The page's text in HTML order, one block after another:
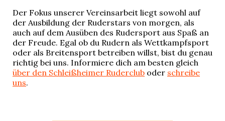
Der Fokus unserer Vereinsarbeit liegt sowohl auf
der Ausbildung der Ruderstars von morgen, als
auch auf dem Ausüben des Rudersport aus Spaß an
der Freude. Egal ob du Rudern als Wettkampfsport
oder als Breitensport betreiben willst, bist du genau
richtig bei uns. Informiere dich am besten gleich
über den Schleißheimer Ruderclub oder schreibe
uns.